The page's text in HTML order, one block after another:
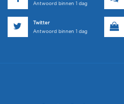
Antwoord binnen 1 dag
Twitter
Antwoord binnen 1 dag